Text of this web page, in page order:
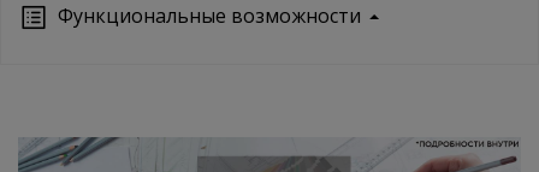
Функциональные возможности